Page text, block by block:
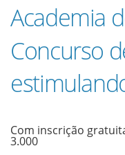
Anuncie
Fale Conosco
Academia
Concurso
Com inscrição
3.000